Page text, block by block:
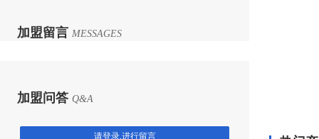
加盟留言 MESSAGES
加盟问答 Q&A
请登录,进行留言